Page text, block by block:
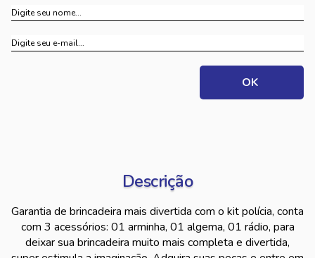
Descrição
Garantia de brincadeira mais divertida com o kit polícia, conta
com 3 acessórios: 01 arminha, 01 algema, 01 rádio, para
deixar sua brincadeira muito mais completa e divertida,